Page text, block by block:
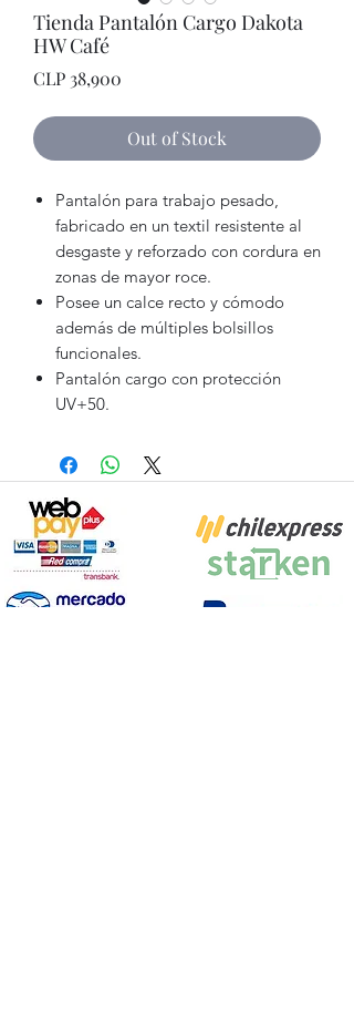
Tienda Pantalón Cargo Dakota
HW Café
CLP 38,900
Out of Stock
Pantalón para trabajo pesado,
fabricado en un textil resistente al
desgaste y reforzado con cordura en
zonas de mayor roce.
Posee un calce recto y cómodo
además de múltiples bolsillos
funcionales.
Pantalón cargo con protección
UV+50.